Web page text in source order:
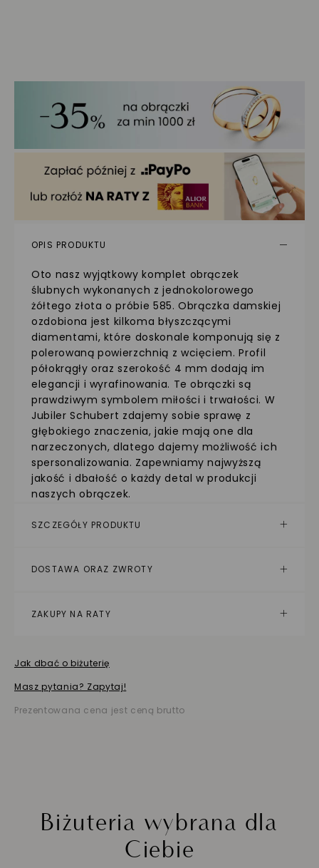
OPIS PRODUKTU
Oto nasz wyjątkowy komplet obrączek
ślubnych wykonanych z jednokolorowego
żółtego złota o próbie 585. Obrączka damskiej
ozdobiona jest kilkoma błyszczącymi
diamentami, które doskonale komponują się z
polerowaną powierzchnią z wcięciem. Profil
półokrągły oraz szerokość 4 mm dodają im
elegancji i wyrafinowania. Te obrączki są
prawdziwym symbolem miłości i trwałości. W
Jubiler Schubert zdajemy sobie sprawę z
głębokiego znaczenia, jakie mają one dla
narzeczonych, dlatego dajemy możliwość ich
spersonalizowania. Zapewniamy najwyższą
jakość i dbałość o każdy detal w produkcji
naszych obrączek.
SZCZEGÓŁY PRODUKTU
DOSTAWA ORAZ ZWROTY
ZAKUPY NA RATY
Jak dbać o biżuterię
Masz pytania? Zapytaj!
Prezentowana cena jest ceną brutto
Biżuteria wybrana dla
Ciebie